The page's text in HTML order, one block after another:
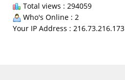
Total views : 294059
Who's Online : 2
Your IP Address : 216.73.216.173